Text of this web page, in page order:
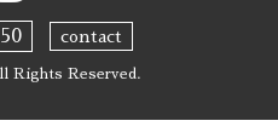
contact
Rights Reserved.